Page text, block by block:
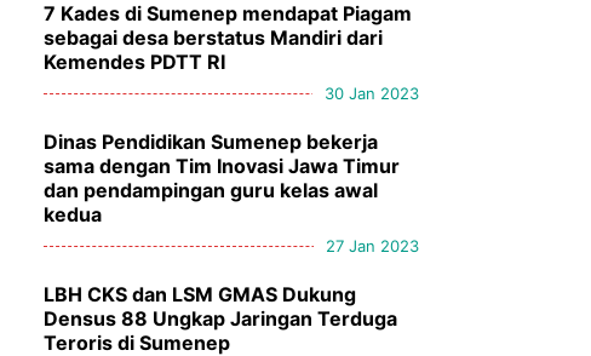
7 Kades di Sumenep mendapat Piagam
sebagai desa berstatus Mandiri dari
Kemendes PDTT RI
30 Jan 2023
Dinas Pendidikan Sumenep bekerja
sama dengan Tim Inovasi Jawa Timur
dan pendampingan guru kelas awal
kedua
27 Jan 2023
LBH CKS dan LSM GMAS Dukung
Densus 88 Ungkap Jaringan Terduga
Teroris di Sumenep